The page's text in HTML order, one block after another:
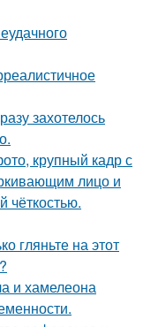
захотелось
крупный кадр с
лицо и
чёткостью.
гляньте на этот
и хамелеона